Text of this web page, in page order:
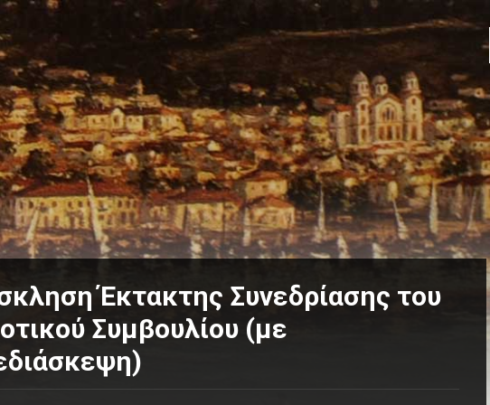
Έκτακτης Συνεδρίασης του
Συμβουλίου (με